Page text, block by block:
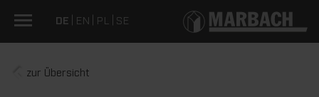
DE EN PL SE
zur Übersicht